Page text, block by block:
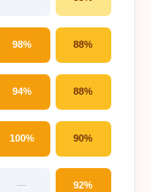
98% 88%
94% 88%
100% 90%
— 92%